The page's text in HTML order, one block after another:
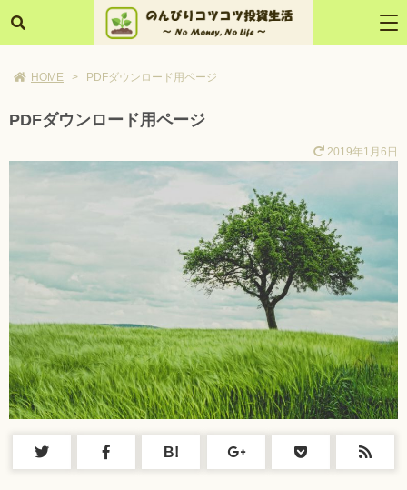
HOME > PDFダウンロード用ページ
PDFダウンロード用ページ
2019年1月6日
B!